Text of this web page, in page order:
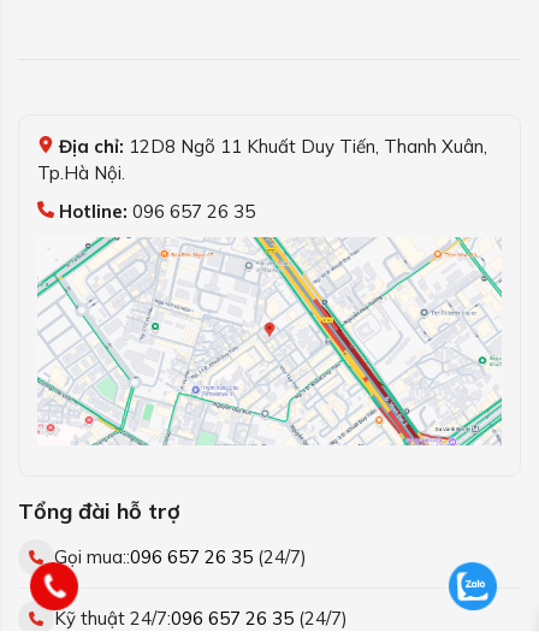
Địa chỉ: 12D8 Ngõ 11 Khuất Duy Tiến, Thanh Xuân,
Tp.Hà Nội.
Hotline: 096 657 26 35
Tổng đài hỗ trợ
Gọi mua::096 657 26 35 (24/7)
Kỹ thuật 24/7:096 657 26 35 (24/7)